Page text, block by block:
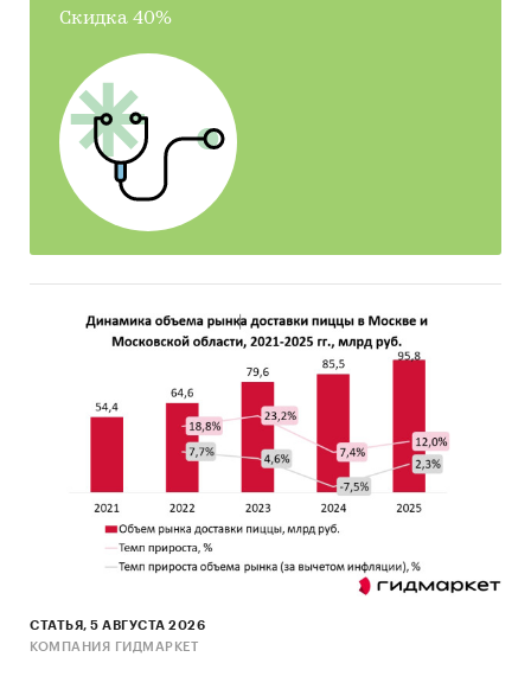
года составил *** шт. на первичном рынке
дорогие поселки представлены на Минском и
Новорижском направлениях. Самый высокий
показатель средней цены отмечен на Минском
шоссе.
Конкурентное окружение:
месторасположения, инфраструктуры и
позиционирования, ближайшим конкурентом
проекта выступают КП «Уварово», КП «Ирбис»,
КП «Кленовая аллея».
Маркетинговые инструменты:
оформление
строительной площадки, корпоративные и
проектные атрибуты, работа с агентствами
недвижимости, офис продаж, наружная
реклама, PR, онлайн-продвижение.
Финансовые показатели:
Показатель
Ед.
изм.
Значение
Необходимые инвестиции
Скидка 40%
СТАТЬЯ, 5 АВГУСТА 2026
КОМПАНИЯ ГИДМАРКЕТ